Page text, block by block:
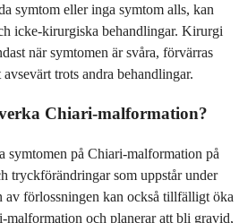
symtom eller inga symtom alls, kan
icke-kirurgiska behandlingar. Kirurgi
när symtomen är svåra, förvärras
trots andra behandlingar.
Chiari-malformation?
symtomen på Chiari-malformation på
tryckförändringar som uppstår under
av förlossningen kan också tillfälligt öka
malformation och planerar att bli gravid,